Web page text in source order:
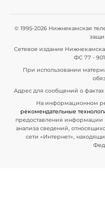
© 1995-2026 Нижнекамская
Сетевое издание
ФС 77 -
При использовании
Адрес для сообщений о
На информационном
рекомендательные
предоставления информации
анализа сведений,
сети «Интернет»,